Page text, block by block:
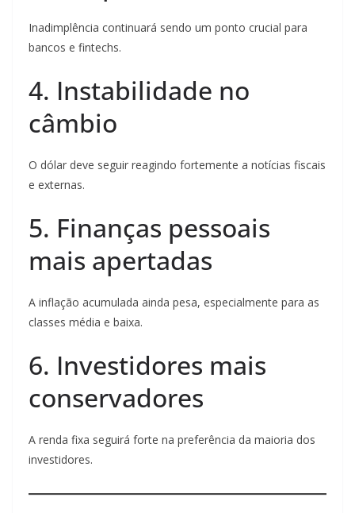
Inadimplência continuará sendo um ponto crucial para
bancos e fintechs.
4. Instabilidade no
câmbio
O dólar deve seguir reagindo fortemente a notícias fiscais
e externas.
5. Finanças pessoais
mais apertadas
A inflação acumulada ainda pesa, especialmente para as
classes média e baixa.
6. Investidores mais
conservadores
A renda fixa seguirá forte na preferência da maioria dos
investidores.